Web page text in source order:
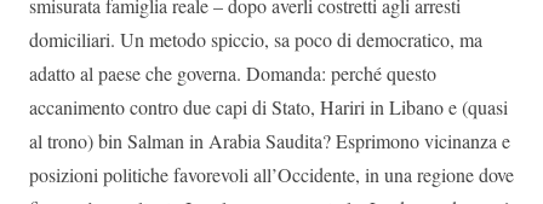
smisurata famiglia reale – dopo averli costretti agli arresti
domiciliari. Un metodo spiccio, sa poco di democratico, ma
adatto al paese che governa. Domanda: perché questo
accanimento contro due capi di Stato, Hariri in Libano e (quasi
al trono) bin Salman in Arabia Saudita? Esprimono vicinanza e
posizioni politiche favorevoli all’Occidente, in una regione dove